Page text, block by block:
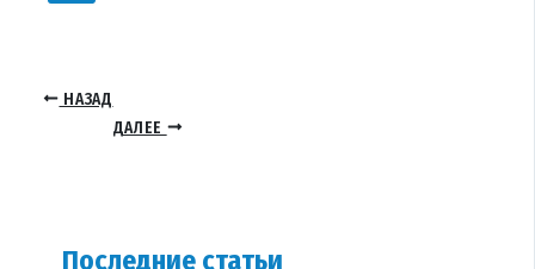
НАЗАД
ДАЛЕЕ
Последние статьи